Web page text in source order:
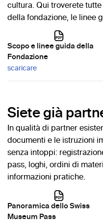
cultura. Qui troverete
della fondazione, le linee
Scopo e linee guida della
Fondazione
scaricare
Siete già
In qualità di partner
documenti e le istruzioni
senza intoppi:
pass, loghi, ordini di
informazioni pratiche.
Panoramica dello Swiss
Museum Pass